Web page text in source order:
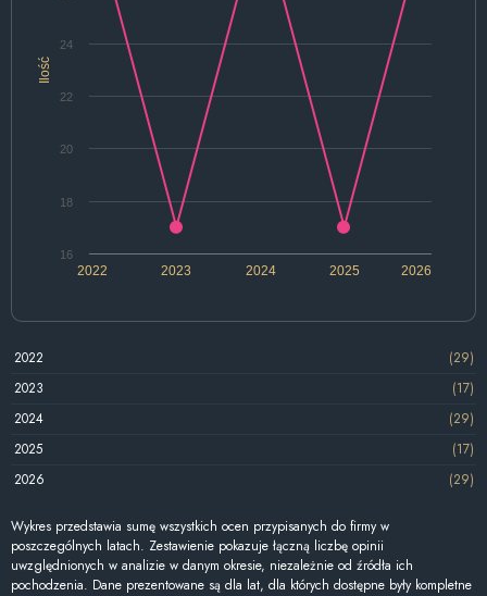
Ilość
2022 2024 2026
2023 2025
16
18
20
22
24
2022
(29)
2023
(17)
2024
(29)
2025
(17)
2026
(29)
Wykres przedstawia sumę wszystkich ocen przypisanych do firmy w
poszczególnych latach. Zestawienie pokazuje łączną liczbę opinii
uwzględnionych w analizie w danym okresie, niezależnie od źródła ich
pochodzenia. Dane prezentowane są dla lat, dla których dostępne były kompletne